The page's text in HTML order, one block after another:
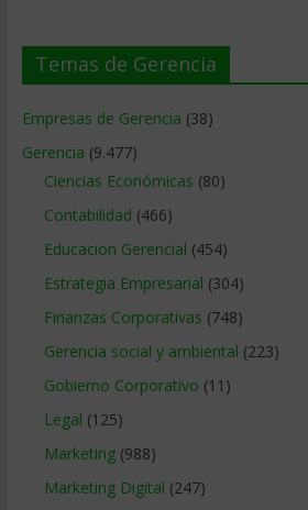
Temas de Gerencia
Empresas de Gerencia (38)
Gerencia (9.477)
Ciencias Económicas (80)
Contabilidad (466)
Educacion Gerencial (454)
Estrategia Empresarial (304)
Finanzas Corporativas (748)
Gerencia social y ambiental (223)
Gobierno Corporativo (11)
Legal (125)
Marketing(988)
Marketing Digital (247)